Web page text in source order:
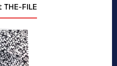
FILE